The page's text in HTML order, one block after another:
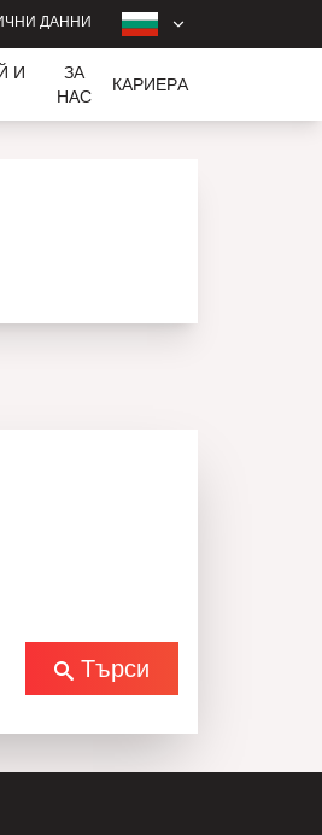
ДАННИ
И
ЗА
НАС
КАРИЕРA
Търси